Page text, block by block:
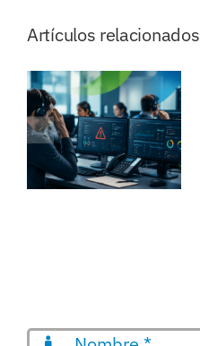
Artículos relacionados
Resumen de julio
2026: lo más
destacado en
Enlaza